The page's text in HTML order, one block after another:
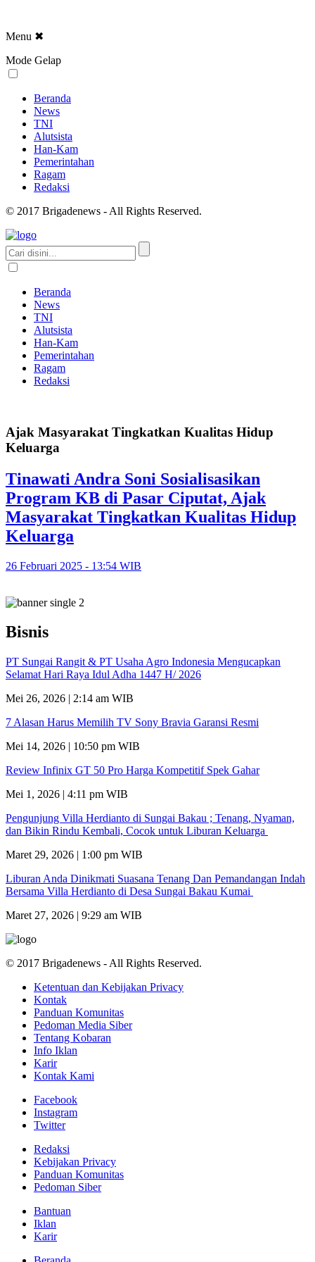
Menu ✖
Mode Gelap
Beranda
News
TNI
Alutsista
Han-Kam
Pemerintahan
Ragam
Redaksi
© 2017 Brigadenews - All Rights Reserved.
Beranda
News
TNI
Alutsista
Han-Kam
Pemerintahan
Ragam
Redaksi
Ajak Masyarakat Tingkatkan Kualitas Hidup
Keluarga
Tinawati Andra Soni Sosialisasikan
Program KB di Pasar Ciputat, Ajak
Masyarakat Tingkatkan Kualitas Hidup
Keluarga
26 Februari 2025 - 13:54 WIB
Bisnis
PT Sungai Rangit & PT Usaha Agro Indonesia Mengucapkan
Selamat Hari Raya Idul Adha 1447 H/ 2026
Mei 26, 2026 | 2:14 am WIB
7 Alasan Harus Memilih TV Sony Bravia Garansi Resmi
Mei 14, 2026 | 10:50 pm WIB
Review Infinix GT 50 Pro Harga Kompetitif Spek Gahar
Mei 1, 2026 | 4:11 pm WIB
Pengunjung Villa Herdianto di Sungai Bakau ; Tenang, Nyaman,
dan Bikin Rindu Kembali, Cocok untuk Liburan Keluarga
Maret 29, 2026 | 1:00 pm WIB
Liburan Anda Dinikmati Suasana Tenang Dan Pemandangan Indah
Bersama Villa Herdianto di Desa Sungai Bakau Kumai
Maret 27, 2026 | 9:29 am WIB
© 2017 Brigadenews - All Rights Reserved.
Ketentuan dan Kebijakan Privacy
Kontak
Panduan Komunitas
Pedoman Media Siber
Tentang Kobaran
Info Iklan
Karir
Kontak Kami
Facebook
Instagram
Twitter
Redaksi
Kebijakan Privacy
Panduan Komunitas
Pedoman Siber
Bantuan
Iklan
Karir